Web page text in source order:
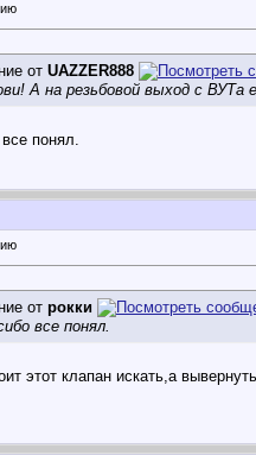
от UAZZER888
А на резьбовой выход с ВУТа
понял.
от рокки
все понял.
этот клапан искать,а